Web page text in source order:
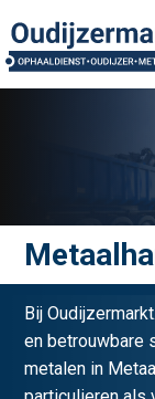
Bij
en betrouwbare
metalen in